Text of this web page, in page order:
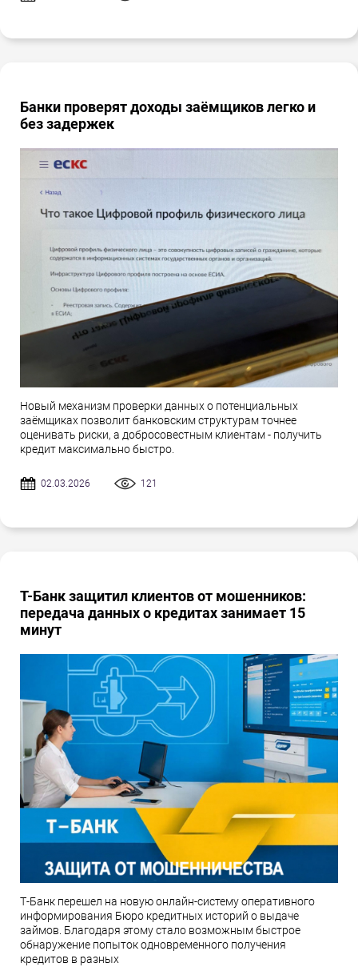
Банки проверят доходы заёмщиков легко и
без задержек
Новый механизм проверки данных о потенциальных
заёмщиках позволит банковским структурам точнее
оценивать риски, а добросовестным клиентам - получить
кредит максимально быстро.
02.03.2026 121
Т-Банк защитил клиентов от мошенников:
передача данных о кредитах занимает 15
минут
Т-Банк перешел на новую онлайн-систему оперативного
информирования Бюро кредитных историй о выдаче
займов. Благодаря этому стало возможным быстрое
обнаружение попыток одновременного получения
кредитов в разных